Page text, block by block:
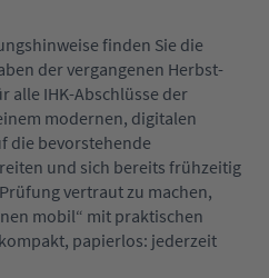
finden Sie die
der vergangenen Herbst-
alle IHK-Abschlüsse der
modernen, digitalen
die bevorstehende
und sich bereits frühzeitig
vertraut zu machen,
mobil“ mit praktischen
papierlos: jederzeit